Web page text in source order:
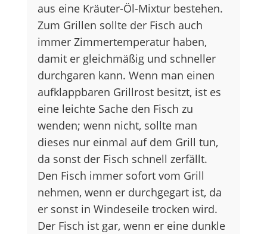
aus eine Kräuter-Öl-Mixtur bestehen.
Zum Grillen sollte der Fisch auch
immer Zimmertemperatur haben,
damit er gleichmäßig und schneller
durchgaren kann. Wenn man einen
aufklappbaren Grillrost besitzt, ist es
eine leichte Sache den Fisch zu
wenden; wenn nicht, sollte man
dieses nur einmal auf dem Grill tun,
da sonst der Fisch schnell zerfällt.
Den Fisch immer sofort vom Grill
nehmen, wenn er durchgegart ist, da
er sonst in Windeseile trocken wird.
Der Fisch ist gar, wenn er eine dunkle